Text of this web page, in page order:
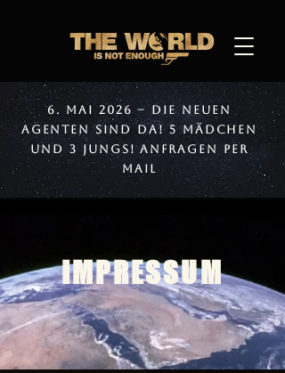
6. Mai 2026 – Die neuen
Agenten sind da! 5 Mädchen
und 3 Jungs! Anfragen per
Mail
IMPRESSUM